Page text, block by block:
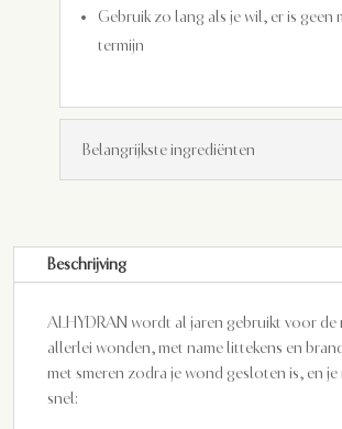
Gebruik zo lang als je wil, er is geen
termijn
Belangrijkste ingrediënten
Beschrijving
ALHYDRAN wordt al jaren gebruikt voor de
allerlei wonden, met name littekens en
met smeren zodra je wond gesloten is, en
snel: